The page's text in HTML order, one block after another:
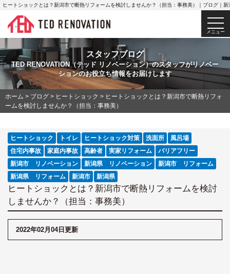
ヒートショックとは？新潟市で断熱リフォームを検討しませんか？（担当：事務美）｜ブログ｜
メニュー
スタッフブログ
TED RENOVATION（テッド リノベーション）のスタッフがリノベー
ションのお役立ち情報をお届けします
ホーム > ブログ > ヒートショック > ヒートショックとは？新潟市で断熱リフォ
ームを検討しませんか？（担当：事務美）
ヒートショック トイレ ヒートショック対策 洗面所
風呂場
住宅内事故
家庭内事故 高齢者 実家リフォーム
バリアフリー
新潟市 リノベーション
新潟県 リノベーション
新潟市 リフォーム
新潟県 リフォーム
新潟市 新潟県
ヒートショックとは？新潟市で断熱リフォームを検討
しませんか？（担当：事務美）
2022年02月04日更新